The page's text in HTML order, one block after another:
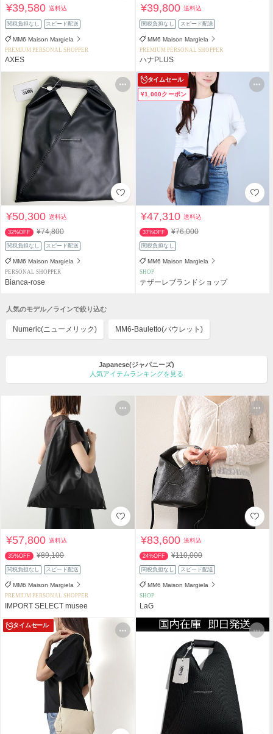
¥39,580送料込
関税負担なし スピード配送
MM6 Maison Margiela
PREMIUM PERSONAL SHOPPER
AXES
¥39,800送料込
関税負担なし スピード配送
MM6 Maison Margiela
PREMIUM PERSONAL SHOPPER
ハナPLUS
¥50,300送料込
32%OFF ¥74,800
関税負担なし スピード配送
MM6 Maison Margiela
PERSONAL SHOPPER
Bianca-rose
タイムセール
¥1,000クーポン
¥47,310送料込
37%OFF ¥76,000
関税負担なし
MM6 Maison Margiela
SHOP
テザーレブランドショップ
人気のモデル／ラインで絞り込む
Numeric(ニューメリック) MM6-Bauletto(バウレット)
Japanese(ジャパニーズ)
人気アイテムランキングを見る
¥57,800送料込
35%OFF ¥89,100
関税負担なし スピード配送
MM6 Maison Margiela
PREMIUM PERSONAL SHOPPER
IMPORT SELECT musee
¥83,600送料込
24%OFF ¥110,000
関税負担なし スピード配送
MM6 Maison Margiela
SHOP
LaG
タイムセール